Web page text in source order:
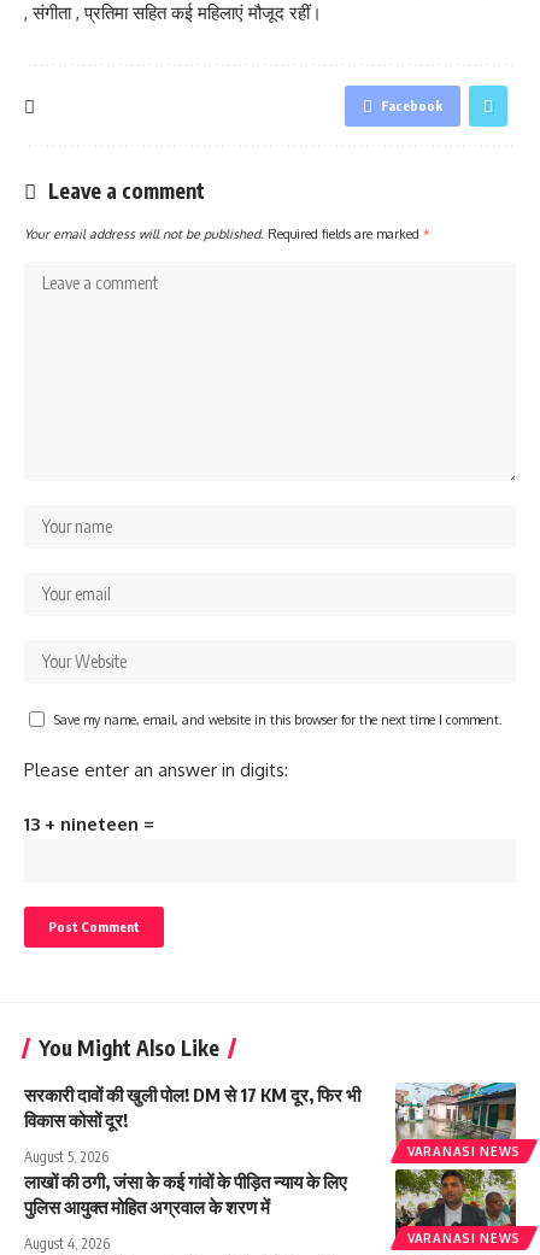
, संगीता , प्रतिमा सहित कई महिलाएं मौजूद रहीं।
Facebook
Leave a comment
Your email address will not be published. Required fields are marked *
Save my name, email, and website in this browser for the next time I comment.
Please enter an answer in digits:
13 + nineteen =
You Might Also Like
VARANASI NEWS
सरकारी दावों की खुली पोल! DM से 17 KM दूर, फिर भी
विकास कोसों दूर!
August 5, 2026
VARANASI NEWS
लाखों की ठगी, जंसा के कई गांवों के पीड़ित न्याय के लिए
पुलिस आयुक्त मोहित अग्रवाल के शरण में
August 4, 2026